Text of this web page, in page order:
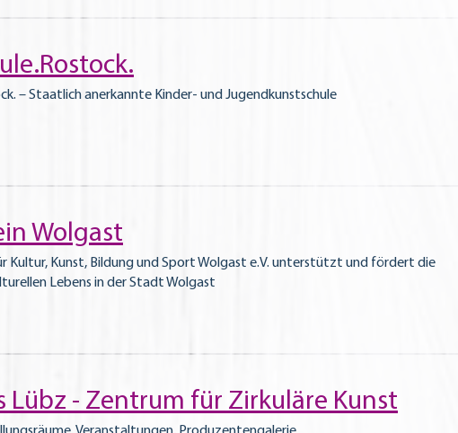
– Staatlich anerkannte Kinder- und Jugendkunstschule
Wolgast
Kultur, Kunst, Bildung und Sport Wolgast e.V. unterstützt und fördert die
Lebens in der Stadt Wolgast
Lübz - Zentrum für Zirkuläre Kunst